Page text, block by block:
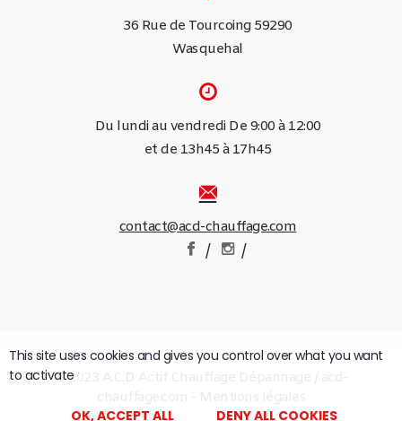
36 Rue de Tourcoing 59290
Wasquehal
Du lundi au vendredi De 9:00 à 12:00
et de 13h45 à 17h45
contact@acd-chauffage.com
/ /
© 2023 A.C.D Actif Chauffage Dépannage / acd-
This site uses cookies and gives you control over what you want
to activate
OK, ACCEPT ALL DENY ALL COOKIES